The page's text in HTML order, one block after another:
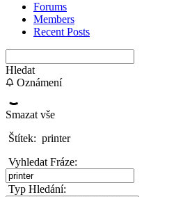
Forums
Members
Recent Posts
Hledat
Oznámení
Smazat vše
Štítek: printer
Vyhledat Fráze:
Typ Hledání: